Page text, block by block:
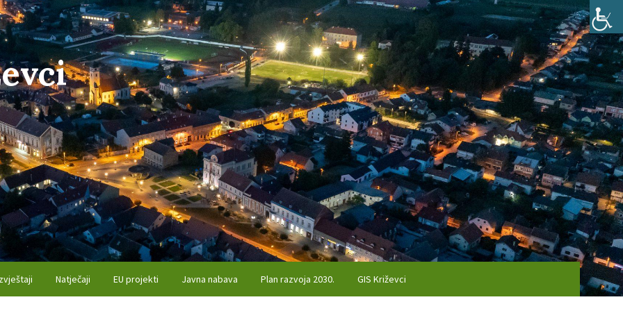
Natječaji EU projekti Javna nabava Plan razvoja 2030. GIS Križevci